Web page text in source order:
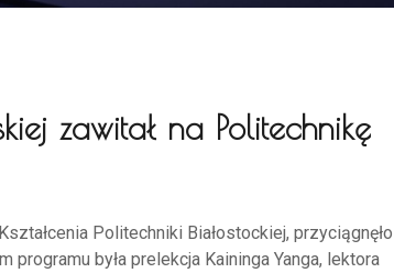
zawitał na Politechnikę
Politechniki Białostockiej, przyciągnęło
programu była prelekcja Kaininga Yanga, lektora